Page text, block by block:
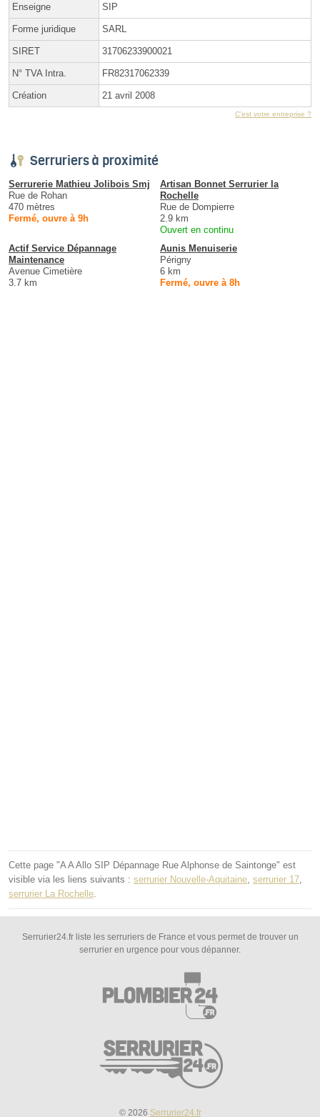
Enseigne SIP
Forme juridique SARL
SIRET 31706233900021
N° TVA Intra. FR82317062339
Création 21 avril 2008
C'est votre entreprise ?
Serruriers à proximité
Serrurerie Mathieu Jolibois Smj
Rue de Rohan
470 mètres
Fermé, ouvre à 9h
Artisan Bonnet Serrurier la
Rochelle
Rue de Dompierre
2.9 km
Ouvert en continu
Actif Service Dépannage
Maintenance
Avenue Cimetière
3.7 km
Aunis Menuiserie
Périgny
6 km
Fermé, ouvre à 8h
Cette page "A A Allo SIP Dépannage Rue Alphonse de Saintonge" est
visible via les liens suivants : serrurier Nouvelle-Aquitaine serrurier 17
serrurier La Rochelle
Serrurier24.fr liste les serruriers de France et vous permet de trouver un
serrurier en urgence pour vous dépanner.
© 2026 Serrurier24.fr